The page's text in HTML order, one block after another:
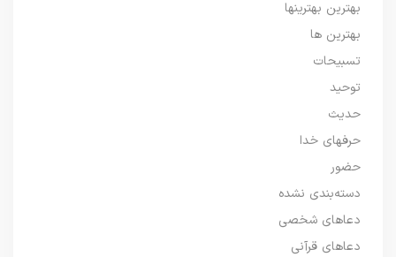
بهترین بهترینها
بهترین ها
تسبیحات
توحید
حدیث
حرفهای خدا
حضور
دسته‌بندی نشده
دعاهای شخصی
دعاهای قرآنی